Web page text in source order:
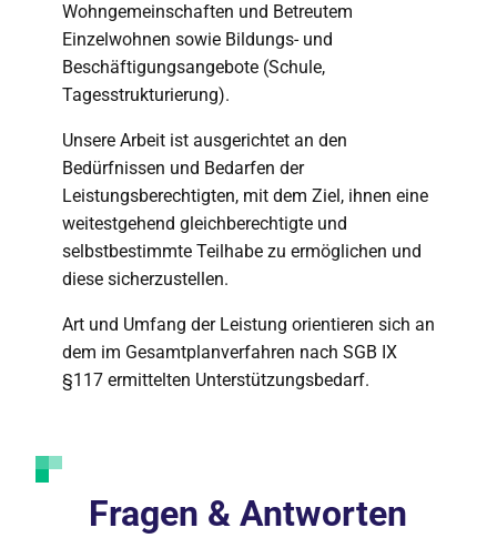
Wohngemeinschaften und Betreutem
Einzelwohnen sowie Bildungs- und
Beschäftigungsangebote (Schule,
Tagesstrukturierung).
Unsere Arbeit ist ausgerichtet an den
Bedürfnissen und Bedarfen der
Leistungsberechtigten, mit dem Ziel, ihnen eine
weitestgehend gleichberechtigte und
selbstbestimmte Teilhabe zu ermöglichen und
diese sicherzustellen.
Art und Umfang der Leistung orientieren sich an
dem im Gesamtplanverfahren nach SGB IX
§117 ermittelten Unterstützungsbedarf.
Fragen & Antworten